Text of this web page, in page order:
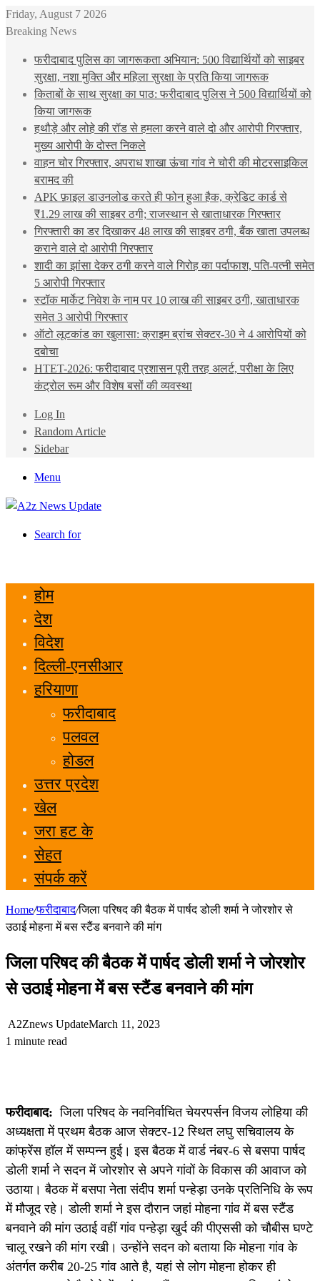
Friday, August 7 2026
Breaking News
फरीदाबाद पुलिस का जागरूकता अभियान: 500 विद्यार्थियों को साइबर
सुरक्षा, नशा मुक्ति और महिला सुरक्षा के प्रति किया जागरूक
किताबों के साथ सुरक्षा का पाठ: फरीदाबाद पुलिस ने 500 विद्यार्थियों को
किया जागरूक
हथौड़े और लोहे की रॉड से हमला करने वाले दो और आरोपी गिरफ्तार,
मुख्य आरोपी के दोस्त निकले
वाहन चोर गिरफ्तार, अपराध शाखा ऊंचा गांव ने चोरी की मोटरसाइकिल
बरामद की
APK फ़ाइल डाउनलोड करते ही फोन हुआ हैक, क्रेडिट कार्ड से
₹1.29 लाख की साइबर ठगी; राजस्थान से खाताधारक गिरफ्तार
गिरफ्तारी का डर दिखाकर 48 लाख की साइबर ठगी, बैंक खाता उपलब्ध
कराने वाले दो आरोपी गिरफ्तार
शादी का झांसा देकर ठगी करने वाले गिरोह का पर्दाफाश, पति-पत्नी समेत
5 आरोपी गिरफ्तार
स्टॉक मार्केट निवेश के नाम पर 10 लाख की साइबर ठगी, खाताधारक
समेत 3 आरोपी गिरफ्तार
ऑटो लूटकांड का खुलासा: क्राइम ब्रांच सेक्टर-30 ने 4 आरोपियों को
दबोचा
HTET-2026: फरीदाबाद प्रशासन पूरी तरह अलर्ट, परीक्षा के लिए
कंट्रोल रूम और विशेष बसों की व्यवस्था
Log In
Random Article
Sidebar
Menu
Search for
होम
देश
विदेश
दिल्ली-एनसीआर
हरियाणा
फरीदाबाद
पलवल
होडल
उत्तर प्रदेश
खेल
जरा हट के
सेहत
संपर्क करें
Home/फरीदाबाद/जिला परिषद की बैठक में पार्षद डोली शर्मा ने जोरशोर से
उठाई मोहना में बस स्टैंड बनवाने की मांग
जिला परिषद की बैठक में पार्षद डोली शर्मा ने जोरशोर
से उठाई मोहना में बस स्टैंड बनवाने की मांग
A2Znews UpdateMarch 11, 2023
1 minute read
फरीदाबाद: जिला परिषद के नवनिर्वाचित चेयरपर्सन विजय लोहिया की
अध्यक्षता में प्रथम बैठक आज सेक्टर-12 स्थित लघु सचिवालय के
कांफ्रेंस हॉल में सम्पन्न हुई। इस बैठक में वार्ड नंबर-6 से बसपा पार्षद
डोली शर्मा ने सदन में जोरशोर से अपने गांवों के विकास की आवाज को
उठाया। बैठक में बसपा नेता संदीप शर्मा पन्हेड़ा उनके प्रतिनिधि के रूप
में मौजूद रहे। डोली शर्मा ने इस दौरान जहां मोहना गांव में बस स्टैंड
बनवाने की मांग उठाई वहीं गांव पन्हेड़ा खुर्द की पीएससी को चौबीस घण्टे
चालू रखने की मांग रखी। उन्होंने सदन को बताया कि मोहना गांव के
अंतर्गत करीब 20-25 गांव आते है, यहां से लोग मोहना होकर ही